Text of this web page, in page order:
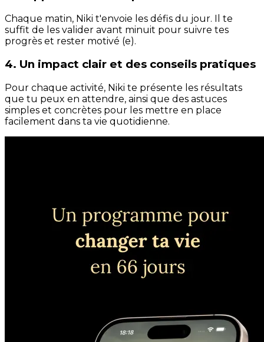
Chaque matin, Niki t'envoie les défis du jour. Il te
suffit de les valider avant minuit pour suivre tes
progrès et rester motivé (e).
4. Un impact clair et des conseils pratiques
Pour chaque activité, Niki te présente les résultats
que tu peux en attendre, ainsi que des astuces
simples et concrètes pour les mettre en place
facilement dans ta vie quotidienne.